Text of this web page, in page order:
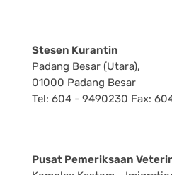
Stesen Kurantin
Padang Besar (Utara),
01000 Padang Besar
Tel: 604 - 9490230 Fax:
Pusat Pemeriksaan